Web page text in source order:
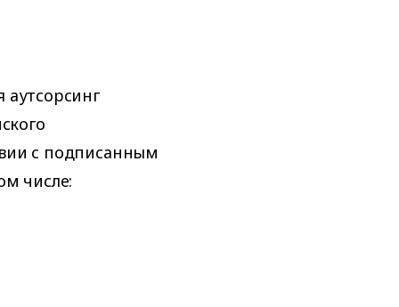
аутсорсинг
с подписанным
числе: